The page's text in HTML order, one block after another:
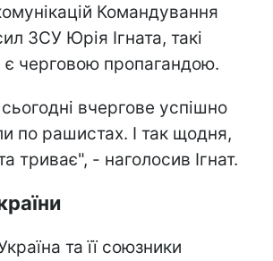
Командування
ЗСУ Юрія Ігната, такі
є черговою пропагандою.
вчергове успішно
по рашистах. І так щодня,
триває", - наголосив Ігнат.
та її союзники